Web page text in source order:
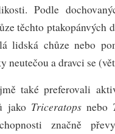
Podle
těchto ptakopánvých
lidská chůze nebo
neutečou a dravci se
také preferovali
jako Triceratopsnebo
značně